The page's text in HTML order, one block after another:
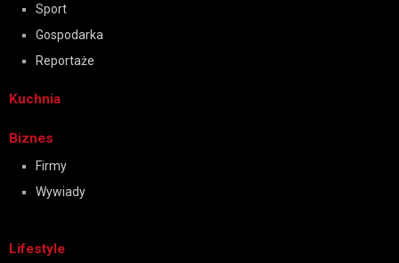
Sport
Gospodarka
Reportaże
Kuchnia
Biznes
Firmy
Wywiady
Lifestyle